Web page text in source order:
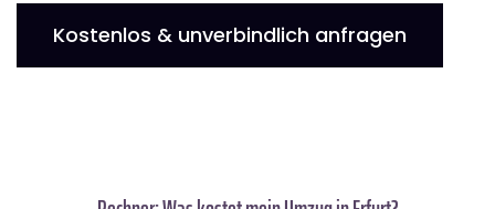
Kostenlos & unverbindlich anfragen